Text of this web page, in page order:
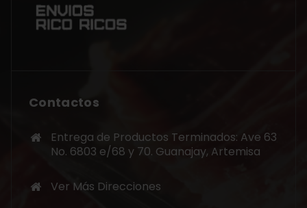
Contactos
Entrega de Productos Terminados: Ave 63
No. 6803 e/68 y 70. Guanajay, Artemisa
Ver Más Direcciones